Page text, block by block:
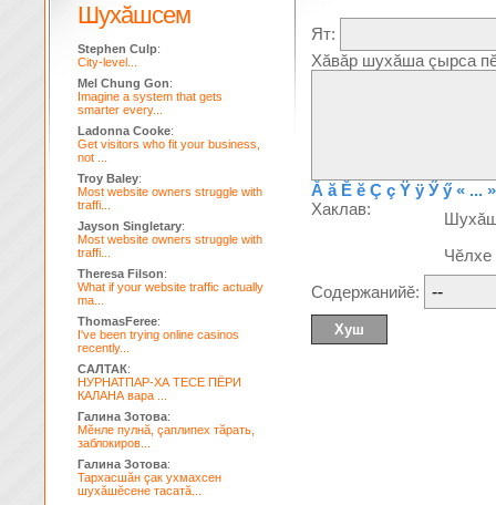
Ят:
Хăвăр шухăша çырса
Ă ă Ĕ ĕ Ç ç Ÿ ÿ Ӳ ӳ « ... »
Хаклав:
Содержанийĕ:
Шухăшсем
Stephen Culp:
City-level...
Mel Chung Gon:
Imagine a system that gets
smarter every...
Ladonna Cooke:
Get visitors who fit your business,
not ...
Troy Baley:
Most website owners struggle with
traffi...
Jayson Singletary:
Most website owners struggle with
traffi...
Theresa Filson:
What if your website traffic actually
ma...
ThomasFeree:
I've been trying online casinos
recently...
САЛТАК:
НУРНАТПАР-ХА ТЕСЕ ПЁРИ
КАЛАНА вара ...
Галина Зотова:
Мĕнле пулнă, çаплипех тăрать,
заблокиров...
Галина Зотова:
Тархасшăн çак ухмахсен
шухăшĕсене тасатă...